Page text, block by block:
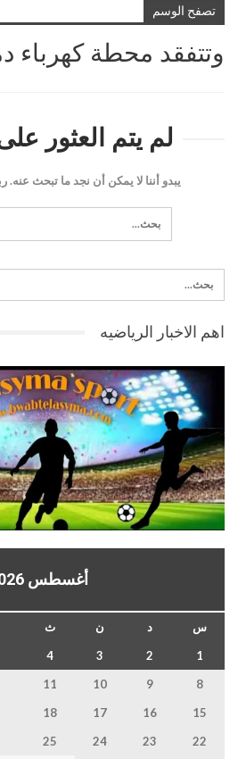
تصفح الوسم
وتتفقد محطة كهرباء
لم يتم العثور
يبدو أننا لا يمكن أن نجد ما تبحث عنه.
اهم الاخبار الرياضيه
أغسطس 2026
س د ن ث
1
2
3
4
8
9
10
11
15
16
17
18
22
23
24
25